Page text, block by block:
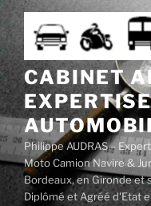
Aller
au
contenu
principalCABINET
Philippe AUDRAS –
Moto Camion Navire &
Bordeaux, en Gironde et
Diplômé et Agréé d'Etat